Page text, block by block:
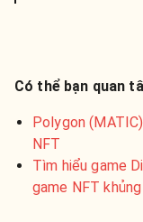
Có thể bạn quan
Polygon
NFT
Tìm hiểu game
game NFT